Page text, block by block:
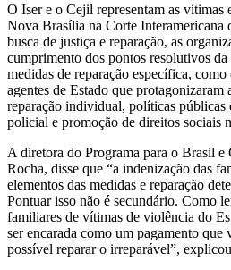
O Iser e o Cejil representam as vítimas
Nova Brasília na Corte Interamericana
busca de justiça e reparação, as
cumprimento dos pontos resolutivos da
medidas de reparação específica,
agentes de Estado que protagonizaram
reparação individual, políticas públicas
policial e promoção de direitos sociais
A diretora do Programa para o Brasil
Rocha, disse que “a indenização das
elementos das medidas e reparação
Pontuar isso não é secundário. Como
familiares de vítimas de violência do
ser encarada como um pagamento que
possível reparar o irreparável”,